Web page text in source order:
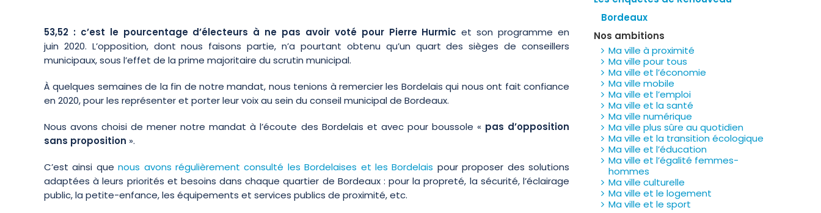
53,52 : c’est le pourcentage d’électeurs à ne pas avoir voté pour Pierre Hurmic et son programme en
juin 2020. L’opposition, dont nous faisons partie, n’a pourtant obtenu qu’un quart des sièges de conseillers
municipaux, sous l’effet de la prime majoritaire du scrutin municipal.
À quelques semaines de la fin de notre mandat, nous tenions à remercier les Bordelais qui nous ont fait confiance
en 2020, pour les représenter et porter leur voix au sein du conseil municipal de Bordeaux.
Nous avons choisi de mener notre mandat à l’écoute des Bordelais et avec pour boussole « pas d’opposition
sans proposition ».
C’est ainsi quenous avons régulièrement consulté les Bordelaises et les Bordelais pour proposer des solutions
adaptées à leurs priorités et besoins dans chaque quartier de Bordeaux : pour la propreté, la sécurité, l’éclairage
public, la petite-enfance, les équipements et services publics de proximité, etc.
Bordeaux
Nos ambitions
Ma ville à proximité
Ma ville pour tous
Ma ville et l’économie
Ma ville mobile
Ma ville et l’emploi
Ma ville et la santé
Ma ville numérique
Ma ville plus sûre au quotidien
Ma ville et la transition écologique
Ma ville et l’éducation
Ma ville et l’égalité femmes-
hommes
Ma ville culturelle
Ma ville et le logement
Ma ville et le sport